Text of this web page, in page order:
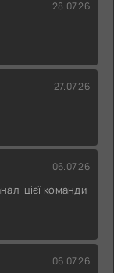
28.07.26
27.07.26
06.07.26
цієї команди
06.07.26